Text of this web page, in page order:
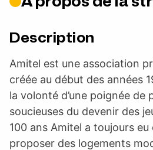
Description
Amitel est une association
créée au début des années
la volonté d’une poignée de
soucieuses du devenir des
100 ans Amitel a toujours
proposer des logements